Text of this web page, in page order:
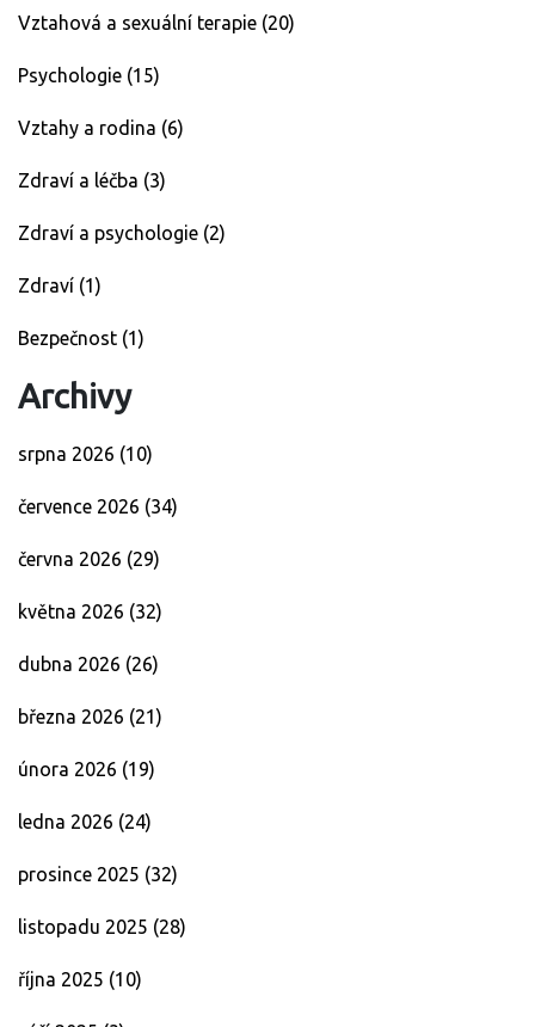
Vztahová a sexuální terapie (20)
Psychologie (15)
Vztahy a rodina (6)
Zdraví a léčba (3)
Zdraví a psychologie (2)
Zdraví (1)
Bezpečnost (1)
Archivy
srpna 2026 (10)
července 2026 (34)
června 2026 (29)
května 2026 (32)
dubna 2026 (26)
března 2026 (21)
února 2026 (19)
ledna 2026 (24)
prosince 2025 (32)
listopadu 2025 (28)
října 2025 (10)